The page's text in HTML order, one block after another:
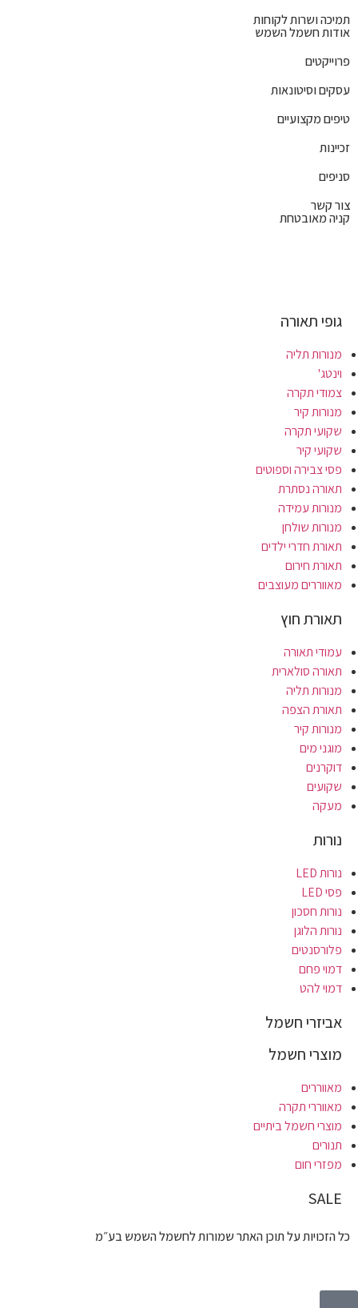
תמיכה ושרות לקוחות
אודות חשמל השמש
פרוייקטים
עסקים וסיטונאות
טיפים מקצועיים
זכיינות
סניפים
צור קשר
קניה מאובטחת
גופי תאורה
מנורות תליה
וינטג'
צמודי תקרה
מנורות קיר
שקועי תקרה
שקועי קיר
פסי צבירה וספוטים
תאורה נסתרת
מנורות עמידה
מנורות שולחן
תאורת חדרי ילדים
תאורת חירום
מאווררים מעוצבים
תאורת חוץ
עמודי תאורה
תאורה סולארית
מנורות תליה
תאורת הצפה
מנורות קיר
מוגני מים
דוקרנים
שקועים
מעקה
נורות
נורות LED
פסי LED
נורות חסכון
נורות הלוגן
פלורסנטים
דמוי פחם
דמוי להט
אביזרי חשמל
מוצרי חשמל
מאווררים
מאווררי תקרה
מוצרי חשמל ביתיים
תנורים
מפזרי חום
SALE
כל הזכויות על תוכן האתר שמורות לחשמל השמש בע״מ